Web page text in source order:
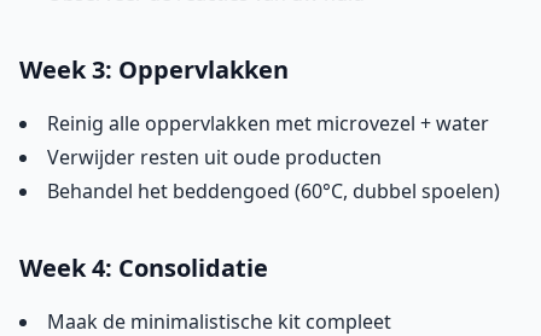
Week 3: Oppervlakken
Reinig alle oppervlakken met microvezel + water
Verwijder resten uit oude producten
Behandel het beddengoed (60°C, dubbel spoelen)
Week 4: Consolidatie
Maak de minimalistische kit compleet